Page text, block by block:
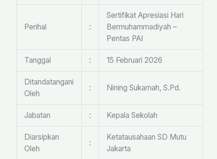
Perihal :
Sertifikat Apresiasi Hari
Bermuhammadiyah –
Pentas PAI
Tanggal : 15 Februari 2026
Ditandatangani
Oleh
: Nining Sukamah, S.Pd.
Jabatan : Kepala Sekolah
Diarsipkan
Oleh
:
Ketatausahaan SD Mutu
Jakarta